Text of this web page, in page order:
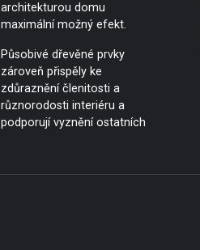
architekturou domu
maximální možný efekt.
Působivé dřevěné prvky
zároveň přispěly ke
zdůraznění členitosti a
různorodosti interiéru a
podporují vyznění ostatních